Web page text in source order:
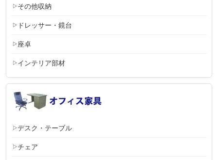
その他収納
ドレッサー・鏡台
座卓
インテリア部材
デスク・テーブル
チェア